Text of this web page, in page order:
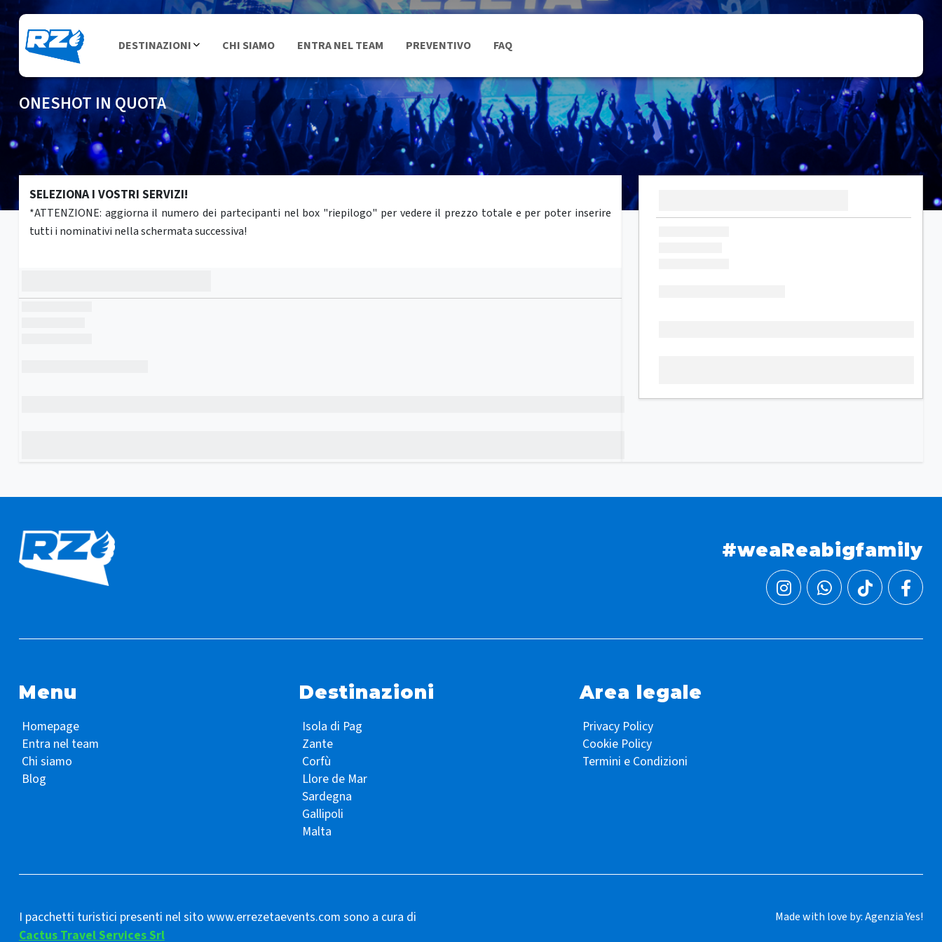
DESTINAZIONI CHI SIAMO ENTRA NEL TEAM PREVENTIVO FAQ
ONESHOT IN QUOTA
SELEZIONA I VOSTRI SERVIZI!
*ATTENZIONE: aggiorna il numero dei partecipanti nel box "riepilogo" per vedere il prezzo totale e per poter inserire
tutti i nominativi nella schermata successiva!
#weaReabigfamily
Menu
Homepage
Entra nel team
Chi siamo
Blog
Destinazioni
Isola di Pag
Zante
Corfù
Llore de Mar
Sardegna
Gallipoli
Malta
Area legale
Privacy Policy
Cookie Policy
Termini e Condizioni
I pacchetti turistici presenti nel sito www.errezetaevents.com sono a cura di
Cactus Travel Services Srl
Made with love by:Agenzia Yes!